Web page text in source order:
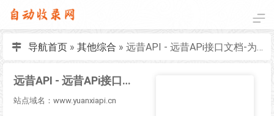
导航首页» 其他综合 » 远昔API - 远昔APi接口文档-为站长提供方便快捷公共API接口
远昔API - 远昔APi接口文档-为站长提供方便快捷公共API接口
站点域名：www.yuanxiapi.cn